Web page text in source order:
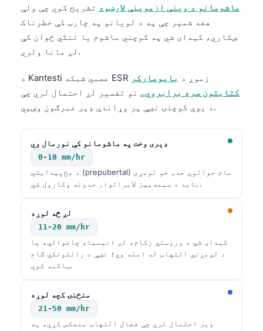
ماشومانو د وینې ازموینې لارښود تشریح کوي چې ولې
هغه شمېر چې په د لویانو په چارټ کې خطرناک
ښکاري، کېدای شي په کوچني ماشوم یا تنکي ځوان کې
لږ مانا ولري.
د Kantesti عصبي شبکه ESR زموږ د بایومارکر
کتابتون سره برابروي., نو تفسیر لږ احتمال لري چې
د یوې کوچنۍ نښې پر وړاندې ډېر غبرګون وښيي.
ډېری وخت په ماشومانو کې نورمال وي
0-10 mm/hr
د مخ‌پیدایشي (prepubertal) عام حوالوي حد، خو لومړی
باید د سیمه‌ییز لابراتوار حدونه وکارول شي.
لږ څه لوړه
11-20 mm/hr
کېدای شي د وروستي زکام، لږ انیمیا، چاغوالي، یا
د لومړني التهاب له امله وي؛ نښې د راتلونکي ګام
ټاکنه کوي.
منځنۍ کچه لوړه
21-50 mm/hr
ډېر احتمال لري چې فعال التهاب منعکس کړي، په